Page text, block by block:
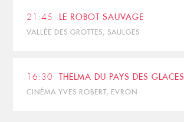
21:45 LE ROBOT SAUVAGE
VALLÉE DES GROTTES, SAULGES
16:30 THELMA DU PAYS DES GLACES
CINÉMA YVES ROBERT, EVRON